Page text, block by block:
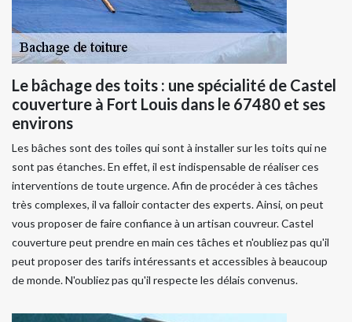
Le bâchage des toits : une spécialité de Castel
couverture à Fort Louis dans le 67480 et ses
environs
Les bâches sont des toiles qui sont à installer sur les toits qui ne
sont pas étanches. En effet, il est indispensable de réaliser ces
interventions de toute urgence. Afin de procéder à ces tâches
très complexes, il va falloir contacter des experts. Ainsi, on peut
vous proposer de faire confiance à un artisan couvreur. Castel
couverture peut prendre en main ces tâches et n'oubliez pas qu'il
peut proposer des tarifs intéressants et accessibles à beaucoup
de monde. N'oubliez pas qu'il respecte les délais convenus.